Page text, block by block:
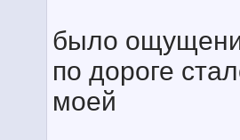
было
по дороге
моей